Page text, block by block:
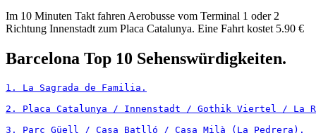
Im 10 Minuten Takt fahren Aerobusse vom Terminal 1 oder 2
Richtung Innenstadt zum Placa Catalunya. Eine Fahrt kostet 5.90 €
Barcelona Top 10 Sehenswürdigkeiten.
1. La Sagrada de Familia.
2. Placa Catalunya / Innenstadt / Gothik Viertel / La
3. Parc Güell / Casa Batlló / Casa Milà (La Pedrera).